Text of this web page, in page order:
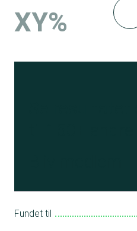
XY%
Fundet til